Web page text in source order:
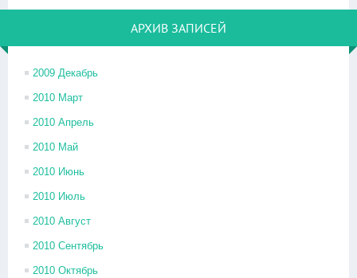
АРХИВ ЗАПИСЕЙ
2009 Декабрь
2010 Март
2010 Апрель
2010 Май
2010 Июнь
2010 Июль
2010 Август
2010 Сентябрь
2010 Октябрь